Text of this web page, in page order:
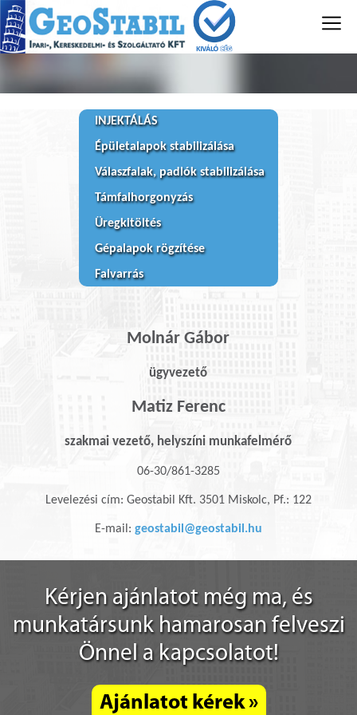
INJEKTÁLÁS
Épületalapok stabilizálása
Válaszfalak, padlók stabilizálása
Támfalhorgonyzás
Üregkitöltés
Gépalapok rögzítése
Falvarrás
Molnár Gábor
ügyvezető
Matiz Ferenc
szakmai vezető, helyszíni munkafelmérő
06-30/861-3285
Levelezési cím: Geostabil Kft. 3501 Miskolc, Pf.: 122
E-mail: geostabil@geostabil.hu
Kérjen ajánlatot még ma, és
munkatársunk hamarosan felveszi
Önnel a kapcsolatot!
Ajánlatot kérek »